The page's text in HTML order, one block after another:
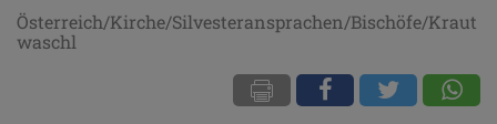
Österreich/Kirche/Silvesteransprachen/Bischöfe/Kraut
waschl